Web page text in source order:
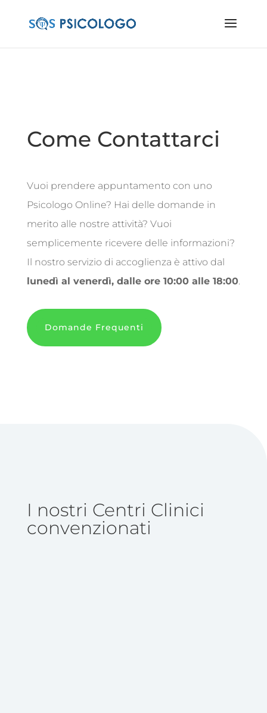
Come Contattarci
Vuoi prendere appuntamento con uno
Psicologo Online? Hai delle domande in
merito alle nostre attività? Vuoi
semplicemente ricevere delle informazioni?
Il nostro servizio di accoglienza è attivo dal
lunedì al venerdì, dalle ore 10:00 alle 18:00.
Domande Frequenti
I nostri Centri Clinici
convenzionati